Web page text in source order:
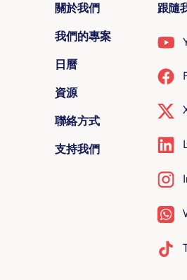
關於我們
我們的專案
日曆
資源
聯絡方式
支持我們
跟隨